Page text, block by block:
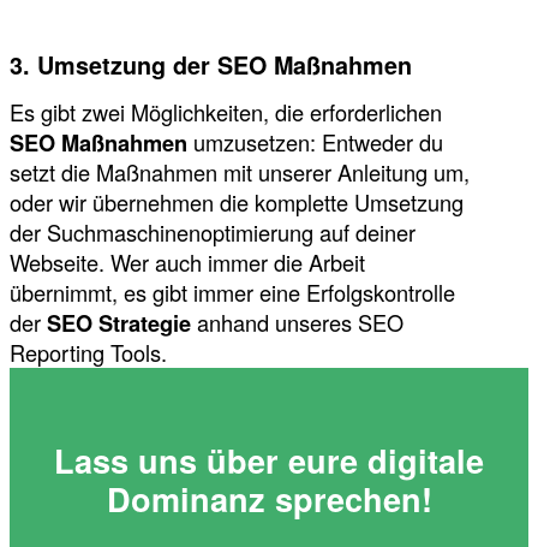
3. Umsetzung der SEO Maßnahmen
Es gibt zwei Möglichkeiten, die erforderlichen
SEO Maßnahmen umzusetzen: Entweder du
setzt die Maßnahmen mit unserer Anleitung um,
oder wir übernehmen die komplette Umsetzung
der Suchmaschinenoptimierung auf deiner
Webseite. Wer auch immer die Arbeit
übernimmt, es gibt immer eine Erfolgskontrolle
derSEO Strategieanhand unseres SEO
Reporting Tools.
Lass uns über eure digitale
Dominanz sprechen!